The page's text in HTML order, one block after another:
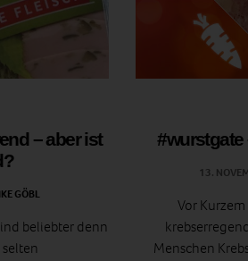
– aber ist
GÖBL
beliebter denn
13.
Vor
Menschen